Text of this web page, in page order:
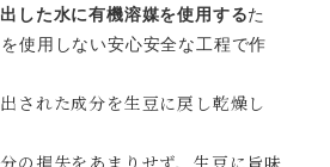
した水に有機溶媒を使用するた
使用しない安心安全な工程で作
された成分を生豆に戻し乾燥し